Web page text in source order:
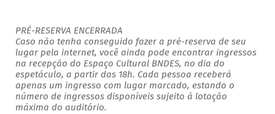
PRÉ-RESERVA ENCERRADA
Caso não tenha conseguido fazer a pré-reserva de seu
lugar pela internet, você ainda pode encontrar ingressos
na recepção do Espaço Cultural BNDES, no dia do
espetáculo, a partir das 18h. Cada pessoa receberá
apenas um ingresso com lugar marcado, estando o
número de ingressos disponíveis sujeito à lotação
máxima do auditório.